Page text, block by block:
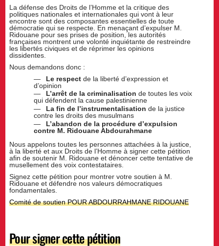
La défense des Droits de l’Homme et la critique des
politiques nationales et internationales qui vont à leur
encontre sont des composantes essentielles de toute
démocratie qui se respecte. En menaçant d’expulser M.
Ridouane pour ses prises de position, les autorités
françaises montrent une volonté inquiétante de restreindre
les libertés civiques et de réprimer les opinions
dissidentes.
Nous demandons donc :
Le respect de la liberté d’expression et
d’opinion
L’arrêt de la criminalisationde toutes les voix
qui défendent la cause palestinienne
La fin de l’instrumentalisation de la justice
contre les droits des musulmans
L’abandon de la procédure d’expulsion
contre M. Ridouane Abdourahmane
Nous appelons toutes les personnes attachées à la justice,
à la liberté et aux Droits de l’Homme à signer cette pétition
afin de soutenir M. Ridouane et dénoncer cette tentative de
musellement des voix contestataires.
Signez cette pétition pour montrer votre soutien à M.
Ridouane et défendre nos valeurs démocratiques
fondamentales.
Comité de soutien POUR ABDOURRAHMANE RIDOUANE
Pour signer cette pétition